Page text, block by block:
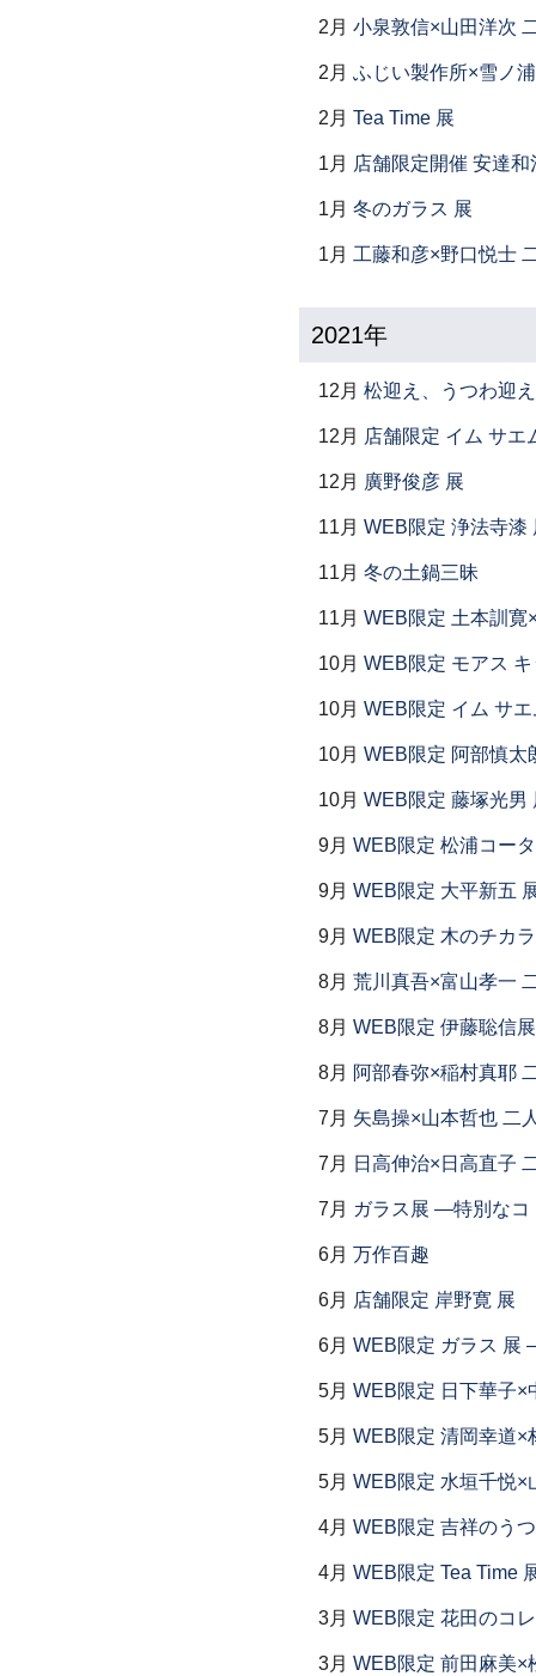
2月 小泉敦信×山田洋次
2月 ふじい製作所×雪ノ
2月 Tea Time 展
1月 店舗限定開催 安達和
1月 冬のガラス 展
1月 工藤和彦×野口悦士
2021年
12月 松迎え、うつわ迎
12月 店舗限定 イム サ
12月 廣野俊彦 展
11月 WEB限定 浄法寺漆
11月 冬の土鍋三昧
11月 WEB限定 土本訓寛
10月 WEB限定 モアス
10月 WEB限定 イム サ
10月 WEB限定 阿部慎太
10月 WEB限定 藤塚光男
9月 WEB限定 松浦コー
9月 WEB限定 大平新五
9月 WEB限定 木のチカ
8月 荒川真吾×富山孝一
8月 WEB限定 伊藤聡信展
8月 阿部春弥×稲村真耶
7月 矢島操×山本哲也 二
7月 日高伸治×日高直子
7月 ガラス展 ―特別な
6月 万作百趣
6月 店舗限定 岸野寛 展
6月 WEB限定 ガラス
5月 WEB限定 日下華子×
5月 WEB限定 清岡幸道×
5月 WEB限定 水垣千悦×
4月 WEB限定 吉祥のう
4月 WEB限定 Tea Time
3月 WEB限定 花田のコ
3月 WEB限定 前田麻美×